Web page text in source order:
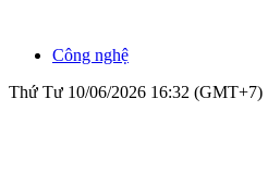
Công nghệ
Thứ Tư 10/06/2026 16:32 (GMT+7)